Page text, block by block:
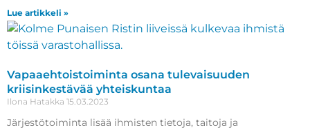
Lue artikkeli »
Vapaaehtoistoiminta osana tulevaisuuden
kriisinkestävää yhteiskuntaa
Ilona Hatakka 15.03.2023
Järjestötoiminta lisää ihmisten tietoja, taitoja ja